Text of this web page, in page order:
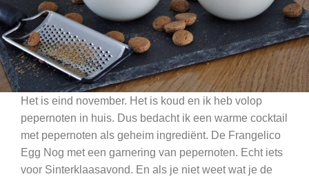
Het is eind november. Het is koud en ik heb volop
pepernoten in huis. Dus bedacht ik een warme cocktail
met pepernoten als geheim ingrediënt. De Frangelico
Egg Nog met een garnering van pepernoten. Echt iets
voor Sinterklaasavond. En als je niet weet wat je de